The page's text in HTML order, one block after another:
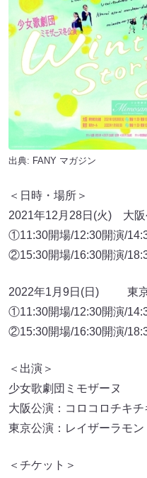
出典: FANY マガジン
＜日時・場所＞
2021年12月28日(火) 大阪
①11:30開場/12:30開演/
②15:30開場/16:30開演/
2022年1月9日(日) 東京
①11:30開場/12:30開演/
②15:30開場/16:30開演/
＜出演＞
少女歌劇団ミモザーヌ
大阪公演：コロコロチキ
東京公演：レイザーラモ
＜チケット＞